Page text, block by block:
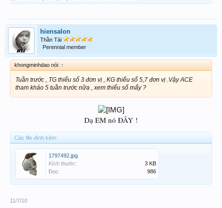
hiensalon
Thần Tài
Perennial member
khongminhdao nói: ↑
Tuần trước , TG thiếu số 3 đơn vị , KG thiếu số 5,7 đơn vị .Vậy ACE
tham khảo 5 tuần trước nữa , xem thiếu số mấy ?
Dạ EM nó ĐÂY !
Các file đính kèm:
1797492.jpg
Kích thước:
3 KB
Đọc:
986
11/7/10